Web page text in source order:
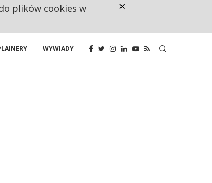
WYWIADY
plików cookies w
×